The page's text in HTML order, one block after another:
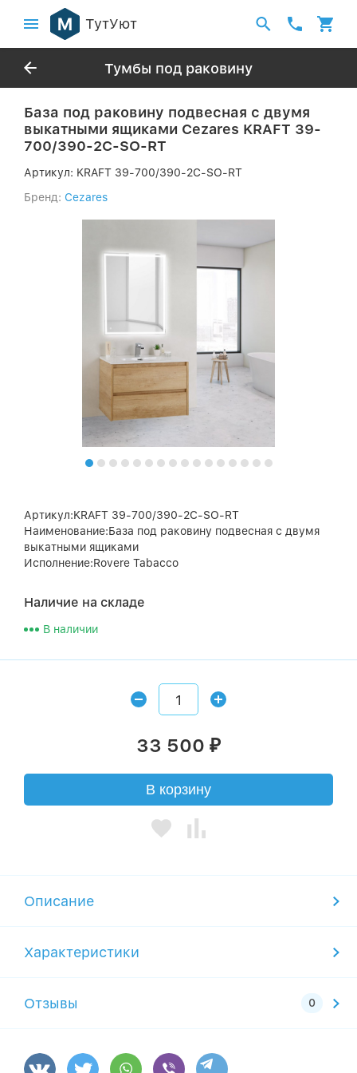
ТутУют
Тумбы под раковину
База под раковину подвесная с двумя
выкатными ящиками Cezares KRAFT 39-
700/390-2C-SO-RT
Артикул: KRAFT 39-700/390-2C-SO-RT
Бренд: Cezares
Артикул:KRAFT 39-700/390-2C-SO-RT
Наименование:База под раковину подвесная с двумя
выкатными ящиками
Исполнение:Rovere Tabacco
Наличие на складе
В наличии
33 500 ₽
В корзину
Описание
Характеристики
Отзывы